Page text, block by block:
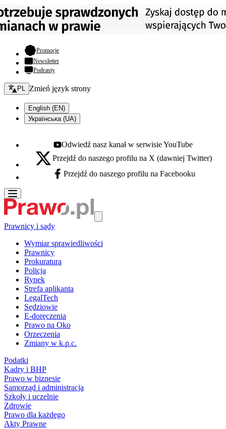
Promocje- otwiera się w nowej karcie
Newsletter
Podcasty
Zmień język - bieżący:
PL Zmień język strony
English (EN)
Українська (UA)
Youtube - otwiera się w nowej karcie
Odwiedź nasz kanał w serwisie YouTube
X - otwiera się w nowej karcie
Przejdź do naszego profilu na X (dawniej Twitter)
Facebook - otwiera się w nowej karcie
Przejdź do naszego profilu na Facebooku
Prawnicy i sądy
Wymiar sprawiedliwości
Prawnicy
Prokuratura
Policja
Rynek
Strefa aplikanta
LegalTech
Sędziowie
E-doręczenia
Prawo na Oko
Orzeczenia
Zmiany w k.p.c.
Podatki
Kadry i BHP
Prawo w biznesie
Samorząd i administracja
Szkoły i uczelnie
Zdrowie
Prawo dla każdego
Akty Prawne